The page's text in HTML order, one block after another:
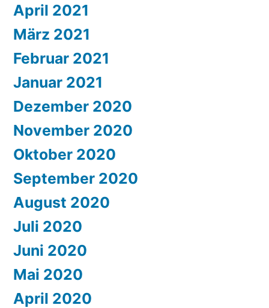
April 2021
März 2021
Februar 2021
Januar 2021
Dezember 2020
November 2020
Oktober 2020
September 2020
August 2020
Juli 2020
Juni 2020
Mai 2020
April 2020